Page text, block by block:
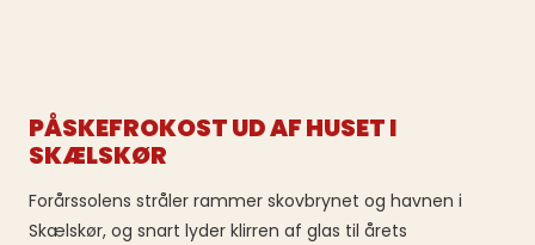
PÅSKEFROKOST UD AF HUSET I
SKÆLSKØR
Forårssolens stråler rammer skovbrynet og havnen i
Skælskør, og snart lyder klirren af glas til årets